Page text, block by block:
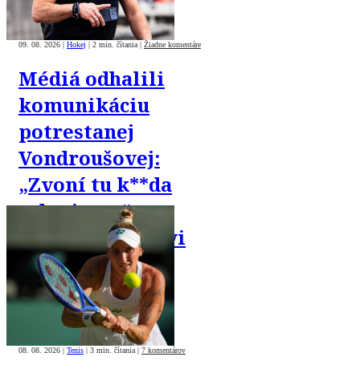
09. 08. 2026 | Hokej | 2 min. čítania | Žiadne komentáre
Médiá odhalili
komunikáciu
potrestanej
Vondroušovej:
„Zvoní tu k**da
z dopingu,“
písala priateľovi
08. 08. 2026 | Tenis | 3 min. čítania | 7 komentárov